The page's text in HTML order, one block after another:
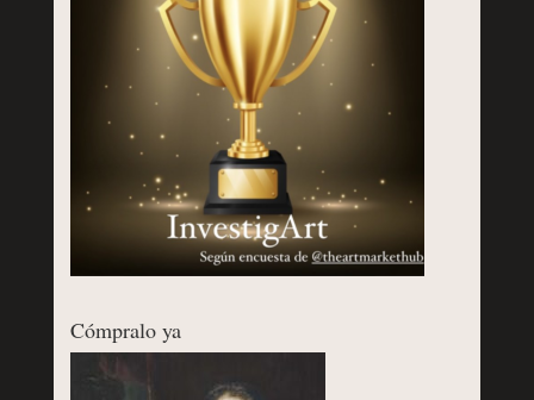
Cómpralo ya